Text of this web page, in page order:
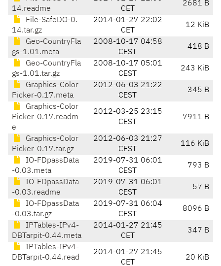
14.readme
CET
2681 B
File-SafeDO-0.
14.tar.gz
2014-01-27 22:02
CET
12 KiB
Geo-CountryFla
gs-1.01.meta
2008-10-17 04:58
CEST
418 B
Geo-CountryFla
gs-1.01.tar.gz
2008-10-17 05:01
CEST
243 KiB
Graphics-Color
Picker-0.17.meta
2012-06-03 21:22
CEST
345 B
Graphics-Color
Picker-0.17.readm
e
2012-03-25 23:15
CEST
7911 B
Graphics-Color
Picker-0.17.tar.gz
2012-06-03 21:27
CEST
116 KiB
IO-FDpassData
-0.03.meta
2019-07-31 06:01
CEST
793 B
IO-FDpassData
-0.03.readme
2019-07-31 06:01
CEST
57 B
IO-FDpassData
-0.03.tar.gz
2019-07-31 06:04
CEST
8096 B
IPTables-IPv4-
DBTarpit-0.44.meta
2014-01-27 21:45
CET
347 B
IPTables-IPv4-
DBTarpit-0.44.read
2014-01-27 21:45
CET
20 KiB